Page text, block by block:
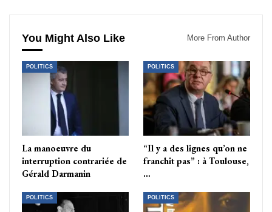
You Might Also Like More From Author
POLITICS
La manoeuvre du
interruption contrariée de
Gérald Darmanin
POLITICS
“Il y a des lignes qu’on ne
franchit pas” : à Toulouse,
…
POLITICS POLITICS